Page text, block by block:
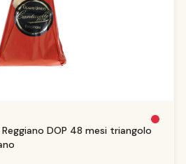
DOP 48 mesi triangolo